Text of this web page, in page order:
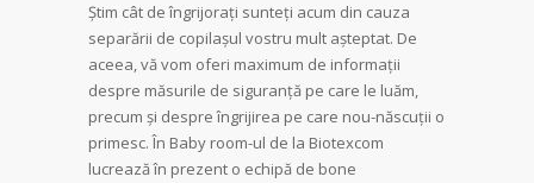
Știm cât de îngrijorați sunteți acum din cauza
separării de copilașul vostru mult așteptat. De
aceea, vă vom oferi maximum de informații
despre măsurile de siguranță pe care le luăm,
precum și despre îngrijirea pe care nou-născuții o
primesc. În Baby room-ul de la Biotexcom
lucrează în prezent o echipă de bone